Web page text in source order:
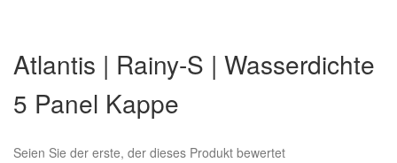
der
Bildergalerie
springen
Atlantis | Rainy-S | Wasserdichte
5 Panel Kappe
Seien Sie der erste, der dieses Produkt bewertet